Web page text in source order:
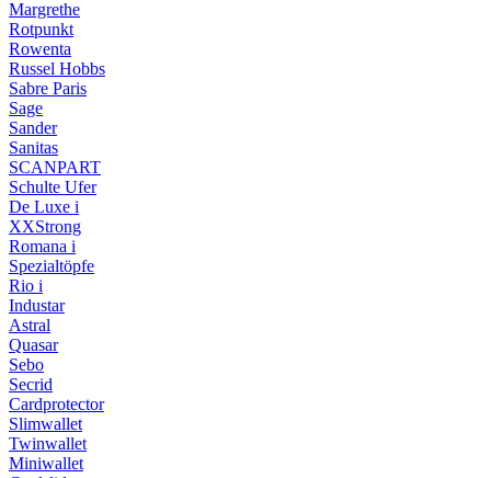
Margrethe
Rotpunkt
Rowenta
Russel Hobbs
Sabre Paris
Sage
Sander
Sanitas
SCANPART
Schulte Ufer
De Luxe i
XXStrong
Romana i
Spezialtöpfe
Rio i
Industar
Astral
Quasar
Sebo
Secrid
Cardprotector
Slimwallet
Twinwallet
Miniwallet